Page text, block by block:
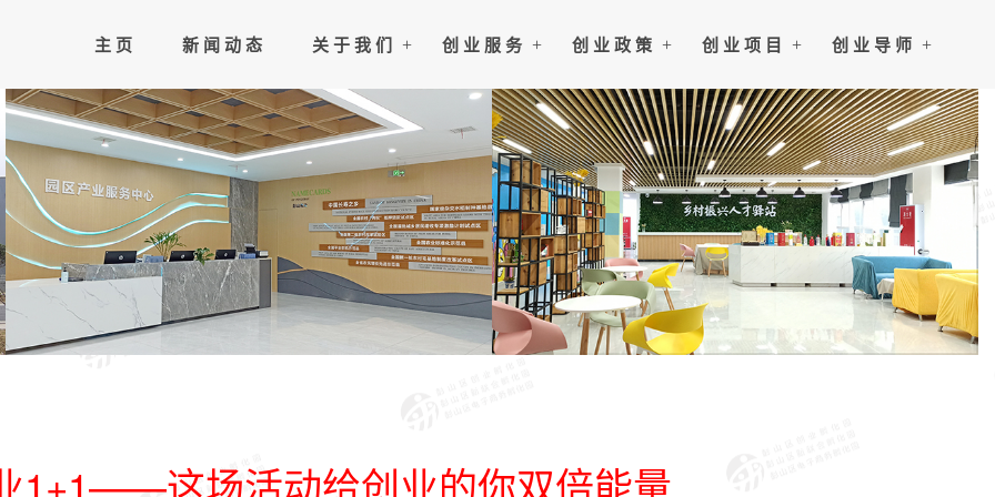
主 页 新 闻 动 态 关 于 我 们 创 业 服 务 创 业 政 策 创 业 项 目 创 业 导 师
1+1——这场活动给创业的你双倍能量